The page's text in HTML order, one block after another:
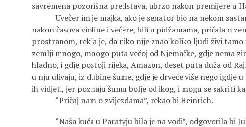
savremena pozorišna predstava, ubrzo nakon premijere u
Uvečer im je majka, ako je senator bio na nekom
nakon časova violine i večere, bili u pidžamama, pričala o
prostranom, rekla je, da niko nije znao koliko ljudi živi tamo
zemlji mnogo, mnogo puta većoj od Njemačke, gdje nema
hladno, i gdje postoji rijeka, Amazon, deset puta duža od
u nju ulivaju, iz dubine šume, gdje je drveće više nego igdje
ih vidjeti, jer poznaju šumu bolje od ikog, i mogu se sakriti
“Pričaj nam o zvijezdama”, rekao bi Heinrich.
“Naša kuća u Paratyju bila je na vodi”, odgovorila bi